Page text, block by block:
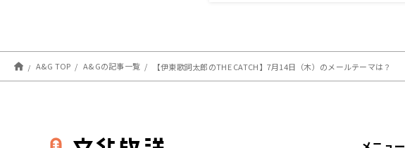
A&G TOP A&Gの記事一覧 【伊東歌詞太郎のTHE CATCH】7月14日（木）のメールテーマは？